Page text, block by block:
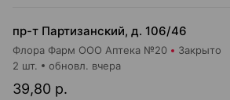
пр-т Партизанский, д. 106/46
Флора Фарм ООО Аптека №20 Закрыто
39,80 р.
2 шт. обновл. вчера